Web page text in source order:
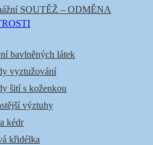
SOUTĚŽ – ODMĚNA
bavlněných látek
vyztužování
šití s koženkou
výztuhy
kédr
křidélka